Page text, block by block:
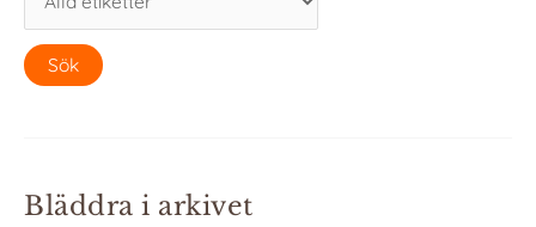
Bläddra i arkivet